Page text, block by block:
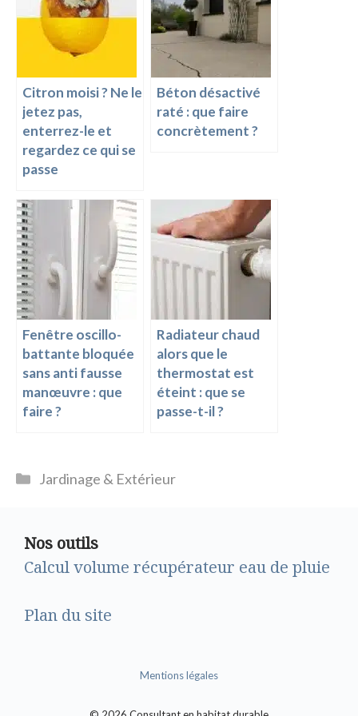
o
k
er
n
k
Citron moisi ? Ne le
jetez pas,
enterrez-le et
regardez ce qui se
passe
Béton désactivé
raté : que faire
concrètement ?
Fenêtre oscillo-
battante bloquée
sans anti fausse
manœuvre : que
faire ?
Radiateur chaud
alors que le
thermostat est
éteint : que se
passe-t-il ?
Catégories
Jardinage & Extérieur
Nos outils
Calcul volume récupérateur eau de pluie
Plan du site
Mentions légales